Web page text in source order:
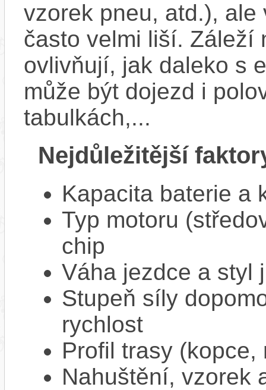
vzorek pneu, atd.),
často velmi liší. Záleží
ovlivňují, jak daleko s
může být dojezd i
tabulkách,...
Nejdůležitější
Kapacita baterie a
Typ motoru
chip
Váha jezdce a styl
Stupeň síly
rychlost
Profil trasy
Nahuštění, vzorek